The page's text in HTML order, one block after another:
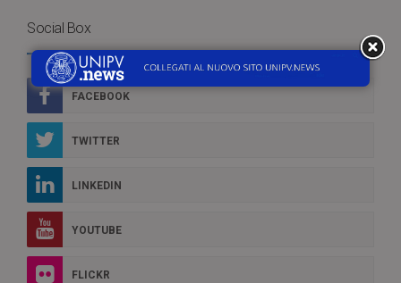
Social Box
FACEBOOK
TWITTER
LINKEDIN
YOUTUBE
FLICKR